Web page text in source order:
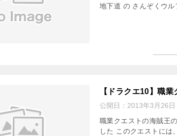
地下道 の さんぞくウ
【ドラクエ10】職
公開日： 2013年3月26日
職業クエストの海賊王
した このクエストには